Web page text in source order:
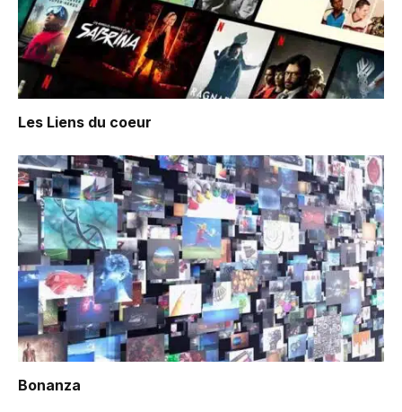
Les Liens du coeur
Bonanza